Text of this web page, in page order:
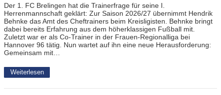
Der 1. FC Brelingen hat die Trainerfrage für seine I.
Herrenmannschaft geklärt: Zur Saison 2026/27 übernimmt Hendrik
Behnke das Amt des Cheftrainers beim Kreisligisten. Behnke bringt
dabei bereits Erfahrung aus dem höherklassigen Fußball mit.
Zuletzt war er als Co-Trainer in der Frauen-Regionalliga bei
Hannover 96 tätig. Nun wartet auf ihn eine neue Herausforderung:
Gemeinsam mit…
Weiterlesen